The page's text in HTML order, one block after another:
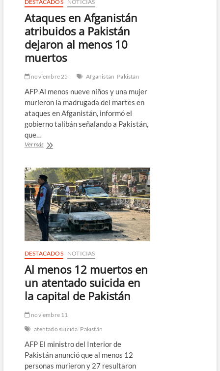
DESTACADOS NOTICIAS
Ataques en Afganistán
atribuidos a Pakistán
dejaron al menos 10
muertos
noviembre 25 Afganistán Pakistán
AFP Al menos nueve niños y una mujer
murieron la madrugada del martes en
ataques en Afganistán, informó el
gobierno talibán señalando a Pakistán,
que…
Ver másAtaques
atribuidos
a
Pakistán
dejaron
al
menos
10
muertos
DESTACADOS NOTICIAS
Al menos 12 muertos en
un atentado suicida en
la capital de Pakistán
noviembre 11
atentado suicida Pakistán
AFP El ministro del Interior de
Pakistán anunció que al menos 12
personas murieron y 27 resultaron